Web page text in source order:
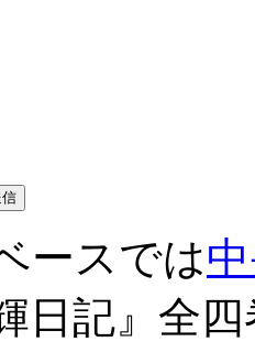
ースでは
日記』全